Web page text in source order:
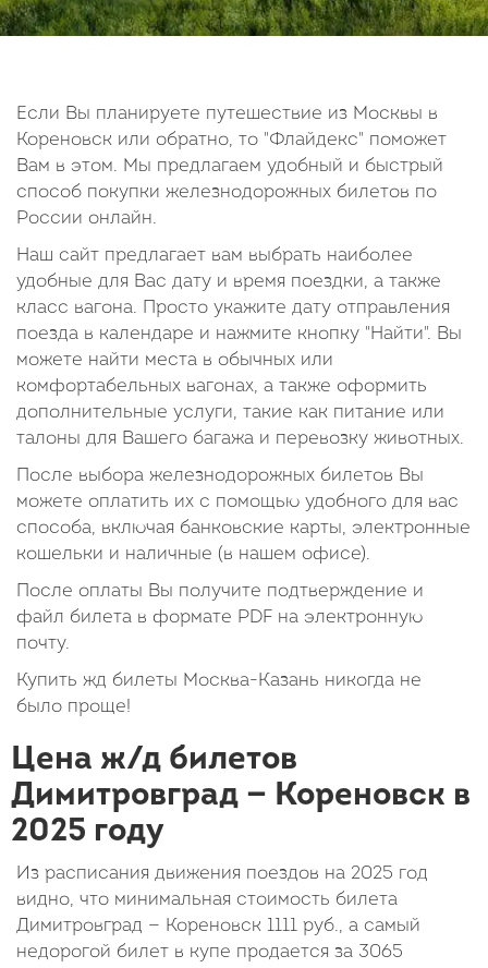
Если Вы планируете путешествие из Москвы в
Кореновск или обратно, то "Флайдекс" поможет
Вам в этом. Мы предлагаем удобный и быстрый
способ покупки железнодорожных билетов по
России онлайн.
Наш сайт предлагает вам выбрать наиболее
удобные для Вас дату и время поездки, а также
класс вагона. Просто укажите дату отправления
поезда в календаре и нажмите кнопку "Найти". Вы
можете найти места в обычных или
комфортабельных вагонах, а также оформить
дополнительные услуги, такие как питание или
талоны для Вашего багажа и перевозку животных.
После выбора железнодорожных билетов Вы
можете оплатить их с помощью удобного для вас
способа, включая банковские карты, электронные
кошельки и наличные (в нашем офисе).
После оплаты Вы получите подтверждение и
файл билета в формате PDF на электронную
почту.
Купить жд билеты Москва-Казань никогда не
было проще!
Цена ж/д билетов
Димитровград — Кореновск в
2025 году
Из расписания движения поездов на 2025 год
видно, что минимальная стоимость билета
Димитровград — Кореновск 1111 руб., а самый
недорогой билет в купе продается за 3065
14
15 16 17 18 19
20
Октябрь 2026
5
6 7 8 9 10
11
12
13 14 15 16 17
18
19
20 21 22 23
31